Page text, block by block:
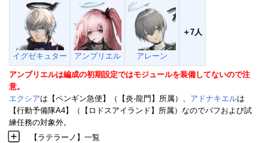
イグゼキュター アンブリエル アレーン
＋7人
アンブリエルは編成の初期設定ではモジュールを装備してないので注
意。
エクシアは【ペンギン急便】（【炎-龍門】所属）、 アドナキエルは
【行動予備隊A4】（【ロドスアイランド】所属）なのでバフおよび試
練任務の対象外。
【ラテラーノ】一覧